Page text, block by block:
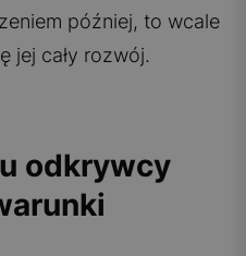
później, to wcale
jej cały rozwój.
odkrywcy